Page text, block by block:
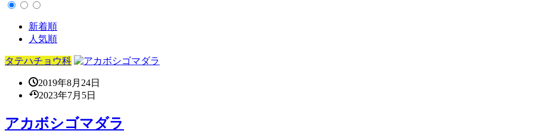
新着順
人気順
タテハチョウ科
2019年8月24日
2023年7月5日
アカボシゴマダラ